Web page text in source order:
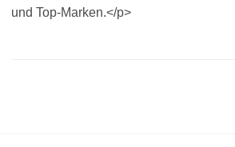
und Top-Marken.</p>